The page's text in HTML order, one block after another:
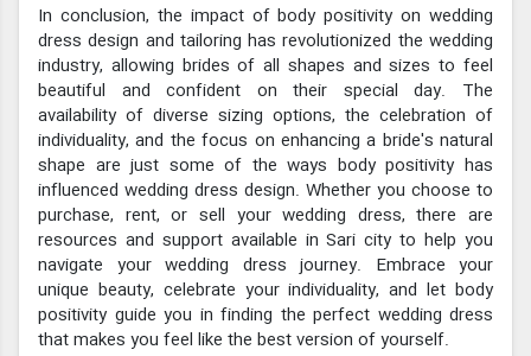
In conclusion, the impact of body positivity on wedding
dress design and tailoring has revolutionized the wedding
industry, allowing brides of all shapes and sizes to feel
beautiful and confident on their special day. The
availability of diverse sizing options, the celebration of
individuality, and the focus on enhancing a bride's natural
shape are just some of the ways body positivity has
influenced wedding dress design. Whether you choose to
purchase, rent, or sell your wedding dress, there are
resources and support available in Sari city to help you
navigate your wedding dress journey. Embrace your
unique beauty, celebrate your individuality, and let body
positivity guide you in finding the perfect wedding dress
that makes you feel like the best version of yourself.